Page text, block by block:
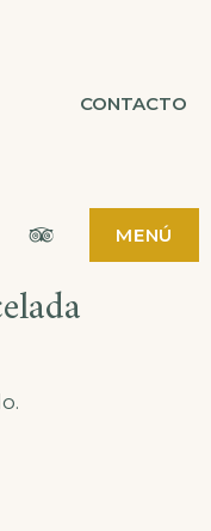
PENSIÓN
PUENTE
RIBEIRA
PÁGINA WEBCONTACTO
Tripadvisor
MENÚ